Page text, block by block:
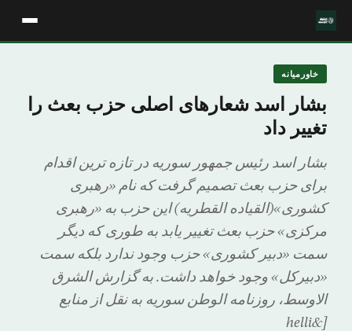
خاورمیانه
بشار اسد شعارهای اصلی حزب بعث را
تغییر داد
بشار اسد رئیس جمهور سوریه در تازه ترین اقدام
برای حزب بعث تصمیم گرفت که نام «رهبری
کشوری»(القیاده القطریه) این حزب به «رهبری
مرکزی» حزب بعث تغییر یابد به طوری که دیگر
سمت «دبیر کشوری» حزب وجود ندارد بلکه سمت
«دبیرکل» وجود خواهد داشت. به گزارش الشرق
الاوسط، روزنامه الوطن سوریه به نقل از منابع
[&helli